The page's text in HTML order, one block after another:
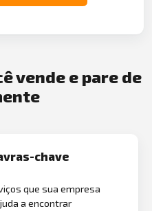
vende e pare de
chave
que sua empresa
a encontrar